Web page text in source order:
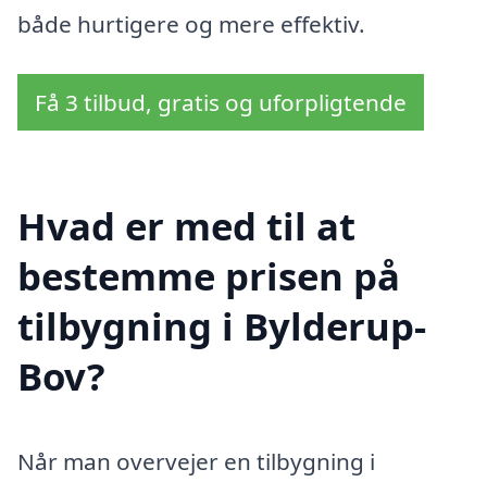
både hurtigere og mere effektiv.
Få 3 tilbud, gratis og uforpligtende
Hvad er med til at
bestemme prisen på
tilbygning i Bylderup-
Bov?
Når man overvejer en tilbygning i